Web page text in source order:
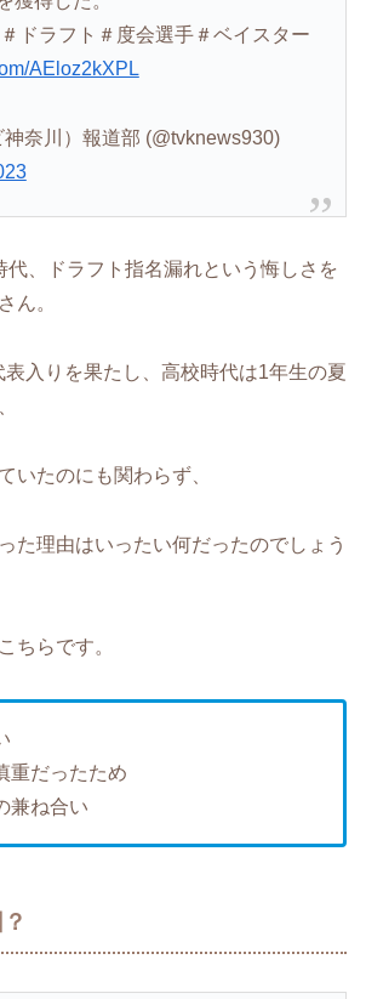
ドラフト＃度会選手＃ベイスター
AEloz2kXPL
奈川）報道部 (@tvknews930)
代、ドラフト指名漏れという悔しさを
ん。
入りを果たし、高校時代は1年生の夏
いたのにも関わらず、
た理由はいったい何だったのでしょう
ちらです。
重だったため
兼ね合い